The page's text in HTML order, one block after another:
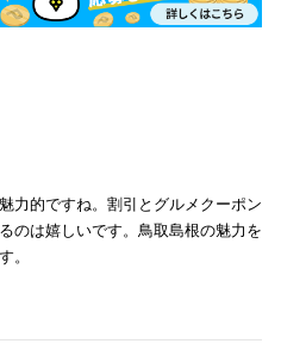
力的ですね。割引とグルメクーポン
のは嬉しいです。鳥取島根の魅力を
。